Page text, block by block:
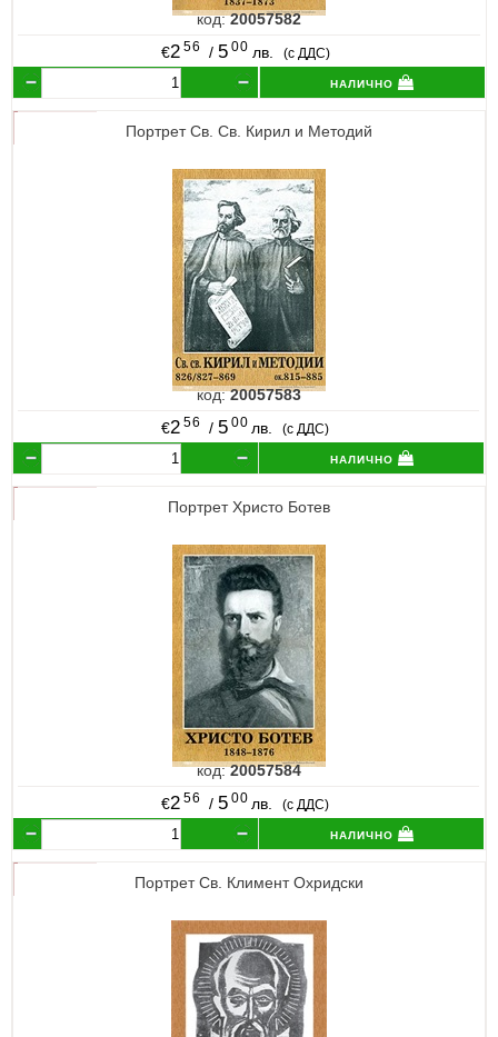
код:20057582
€2 56 / 5 00 лв. (с ДДС)
налично
Портрет Св. Св. Кирил и Методий
код:20057583
€2 56 / 5 00 лв. (с ДДС)
налично
Портрет Христо Ботев
код:20057584
€2 56 / 5 00 лв. (с ДДС)
налично
Портрет Св. Климент Охридски